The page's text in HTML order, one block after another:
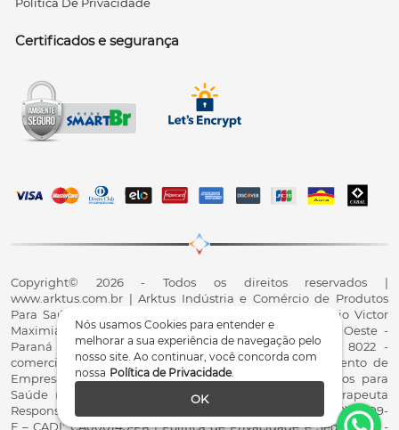
Nós usamos Cookies para entender e
melhorar a sua experiência de navegação pelo
nosso site. Ao continuar, você concorda com
nossa Política de Privacidade.
OK
Certificados e segurança
Copyright© 2026 - Todos os direitos reservados |
www.arktus.com.br | Arktus Indústria e Comércio de Produtos
Para Saúde Ltda | CNPJ: 01.417.367/0001-78 | R. Antônio Victor
Maximiano, 107, Parque Industrial II, Santa Tereza do Oeste -
Paraná - CEP 85825-900 - Fale conosco: 0800 200 8022 -
comercial@arktus.com.br | Autorização de Funcionamento de
Empresa - AFE/ANVISA - Para Fabricação de Produtos para
Saúde (Correlatos): 8.02.844-5 (UX418X102741) - Fisioterapeuta
Responsável Técnico Dr. Alex Fernando Zani - Crefito8(PR): 8409-
F – CADI: CA000145-PR | Política de Privacidade e Segurança -